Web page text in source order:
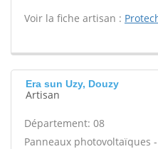
Voir la fiche artisan :
Era sun Uzy, Douzy
Artisan
Département: 08
Panneaux photovoltaïques -